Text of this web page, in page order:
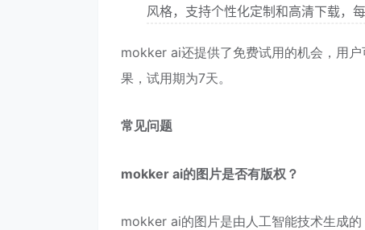
风格，支持个性化定制和高清下载，
mokker ai还提供了免费试用的机会，用
果，试用期为7天。
常见问题
mokker ai的图片是否有版权？
mokker ai的图片是由人工智能技术生成